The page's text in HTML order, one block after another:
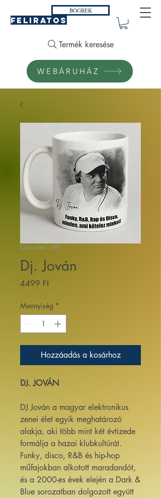
FELIRATOS
BÖGRÉK
Termék keresése
WEBÁRUHÁZ
Cikkszám: 095
Dj. Jován
4499 FtÁr
Mennyiség *
Hozzáadás a kosárhoz
DJ. JOVÁN
DJ Jován a magyar elektronikus
zenei élet egyik meghatározó
alakja, aki több mint két évtizede
formálja a hazai klubkultúrát.
Funky, disco, R&B és hip-hop
műfajokban alkotott maradandót,
és a 2000-es évek elején a Dark &
Blue sorozatban dolgozott együtt